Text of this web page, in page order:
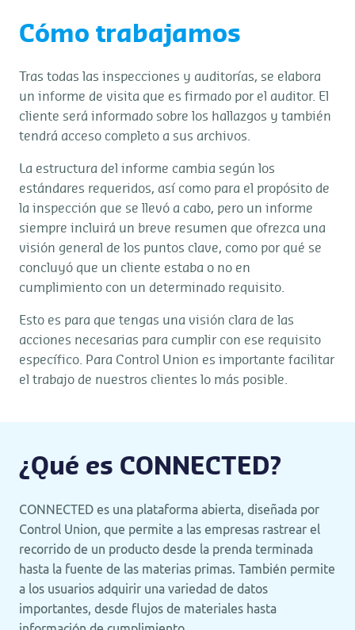
Cómo trabajamos
Tras todas las inspecciones y auditorías, se elabora
un informe de visita que es firmado por el auditor. El
cliente será informado sobre los hallazgos y también
tendrá acceso completo a sus archivos.
La estructura del informe cambia según los
estándares requeridos, así como para el propósito de
la inspección que se llevó a cabo, pero un informe
siempre incluirá un breve resumen que ofrezca una
visión general de los puntos clave, como por qué se
concluyó que un cliente estaba o no en
cumplimiento con un determinado requisito.
Esto es para que tengas una visión clara de las
acciones necesarias para cumplir con ese requisito
específico. Para Control Union es importante facilitar
el trabajo de nuestros clientes lo más posible.
¿Qué es CONNECTED?
CONNECTED es una plataforma abierta, diseñada por
Control Union, que permite a las empresas rastrear el
recorrido de un producto desde la prenda terminada
hasta la fuente de las materias primas. También permite
a los usuarios adquirir una variedad de datos
importantes, desde flujos de materiales hasta